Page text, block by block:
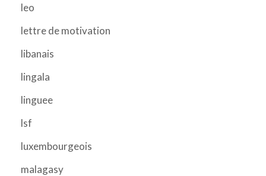
leo
lettre de motivation
libanais
lingala
linguee
lsf
luxembourgeois
malagasy